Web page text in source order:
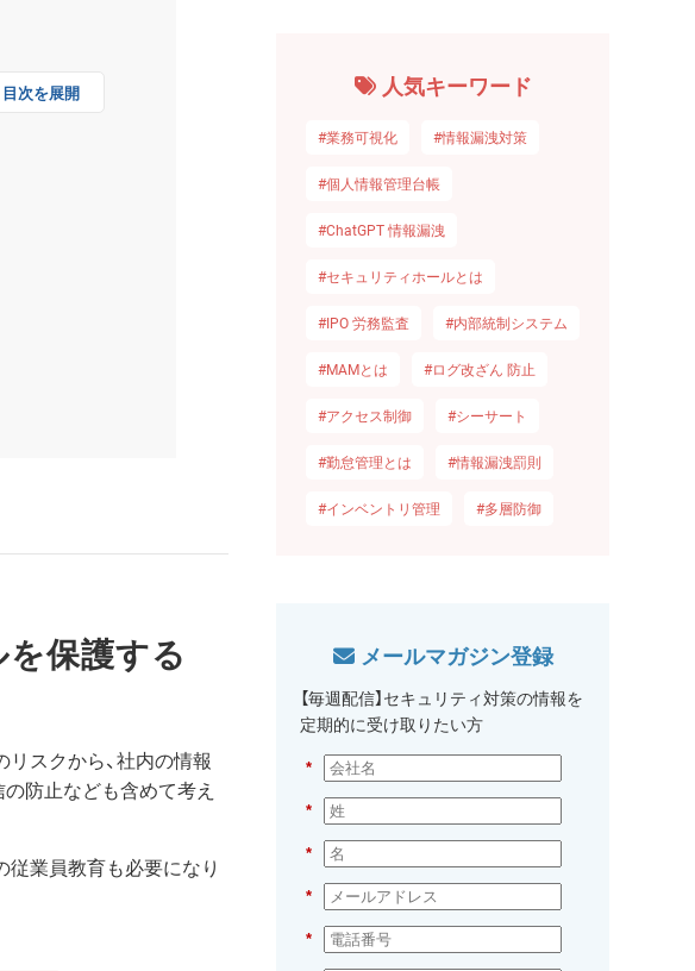
目次を展開
保護する
スクから、社内の情報
防止なども含めて考え
業員教育も必要になり
人気キーワード
#業務可視化 #情報漏洩対策
#個人情報管理台帳
#ChatGPT 情報漏洩
#セキュリティホールとは
#IPO 労務監査 #内部統制システム
#MAMとは #ログ改ざん 防止
#アクセス制御 #シーサート
#勤怠管理とは #情報漏洩罰則
#インベントリ管理 #多層防御
メールマガジン登録
【毎週配信】セキュリティ対策の情報を
定期的に受け取りたい方
*
*
*
*
*